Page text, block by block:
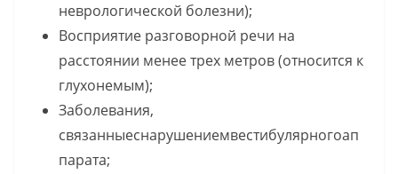
неврологической болезни);
Восприятие разговорной речи на
расстоянии менее трех метров (относится к
глухонемым);
Заболевания,
связанныеснарушениемвестибулярногоап
парата;